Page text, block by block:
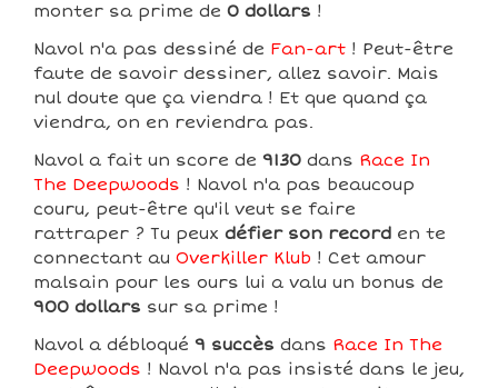
monter sa prime de 0 dollars !
Navol n'a pas dessiné de Fan-art ! Peut-être
faute de savoir dessiner, allez savoir. Mais
nul doute que ça viendra ! Et que quand ça
viendra, on en reviendra pas.
Navol a fait un score de 9130 dans Race In
The Deepwoods ! Navol n'a pas beaucoup
couru, peut-être qu'il veut se faire
rattraper ? Tu peux défier son record en te
connectant au Overkiller Klub ! Cet amour
malsain pour les ours lui a valu un bonus de
900 dollars sur sa prime !
Navol a débloqué 9 succès dans Race In The
Deepwoods ! Navol n'a pas insisté dans le jeu,